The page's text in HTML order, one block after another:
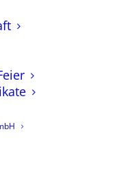
für Sie tätig